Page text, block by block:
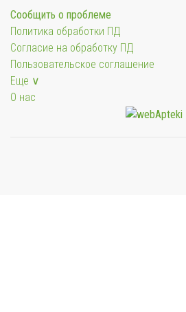
Сообщить о проблеме
Политика обработки ПД
Согласие на обработку ПД
Пользовательское соглашение
Еще ∨
О нас